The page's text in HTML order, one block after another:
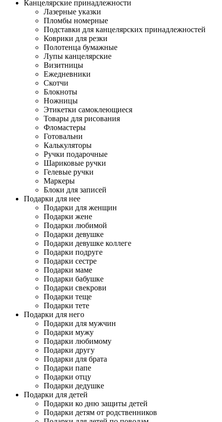
Канцелярские принадлежности
Лазерные указки
Пломбы номерные
Подставки для канцелярских принадлежностей
Коврики для резки
Полотенца бумажные
Лупы канцелярские
Визитницы
Ежедневники
Скотчи
Блокноты
Ножницы
Этикетки самоклеющиеся
Товары для рисования
Фломастеры
Готовальни
Калькуляторы
Ручки подарочные
Шариковые ручки
Гелевые ручки
Маркеры
Блоки для записей
Подарки для нее
Подарки для женщин
Подарки жене
Подарки любимой
Подарки девушке
Подарки девушке коллеге
Подарки подруге
Подарки сестре
Подарки маме
Подарки бабушке
Подарки свекрови
Подарки теще
Подарки тете
Подарки для него
Подарки для мужчин
Подарки мужу
Подарки любимому
Подарки другу
Подарки для брата
Подарки папе
Подарки отцу
Подарки дедушке
Подарки для детей
Подарки ко дню защиты детей
Подарки детям от родственников